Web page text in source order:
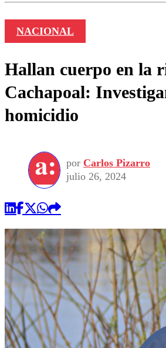
NACIONAL
Hallan cuerpo en la
Cachapoal:
homicidio
por Carlos Pizarro
julio 26, 2024